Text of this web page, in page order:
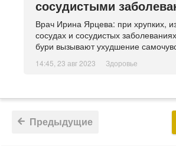
сосудистыми
Врач Ирина Ярцева: при хрупких,
сосудах и сосудистых
бури вызывают ухудшение
14:45, 23 авг 2023 Здоровье
Предыдущие